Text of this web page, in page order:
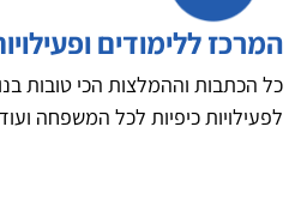
המרכז ללימודים
כל הכתבות וההמלצות הכי טובות
לפעילויות כיפיות לכל המשפחה